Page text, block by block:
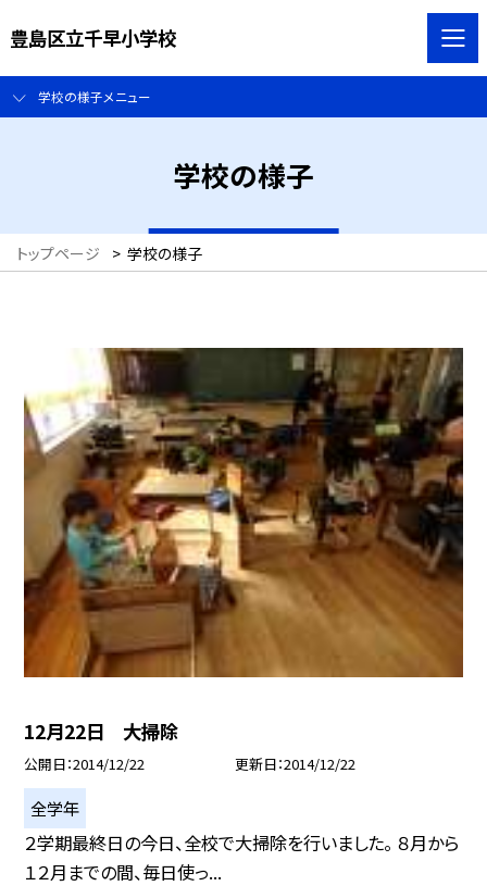
豊島区立千早小学校
学校の様子メニュー
学校の様子
トップページ > 学校の様子
12月22日 大掃除
公開日 2014/12/22 更新日 2014/12/22
全学年
２学期最終日の今日、全校で大掃除を行いました。 ８月から
１２月までの間、毎日使っ...